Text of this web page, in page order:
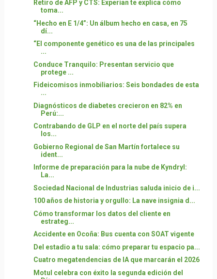
Retiro de AFP y CTS: Experian te explica cómo
toma...
“Hecho en E 1/4”: Un álbum hecho en casa, en 75
dí...
“El componente genético es una de las principales
...
Conduce Tranquilo: Presentan servicio que
protege ...
Fideicomisos inmobiliarios: Seis bondades de esta
...
Diagnósticos de diabetes crecieron en 82% en
Perú:...
Contrabando de GLP en el norte del país supera
los...
Gobierno Regional de San Martín fortalece su
ident...
Informe de preparación para la nube de Kyndryl:
La...
Sociedad Nacional de Industrias saluda inicio de i...
100 años de historia y orgullo: La nave insignia d...
Cómo transformar los datos del cliente en
estrateg...
Accidente en Ocoña: Bus cuenta con SOAT vigente
Del estadio a tu sala: cómo preparar tu espacio pa...
Cuatro megatendencias de IA que marcarán el 2026
Motul celebra con éxito la segunda edición del